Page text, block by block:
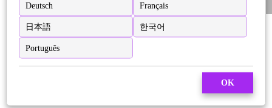
Deutsch Français
日本語 한국어
Português
OK